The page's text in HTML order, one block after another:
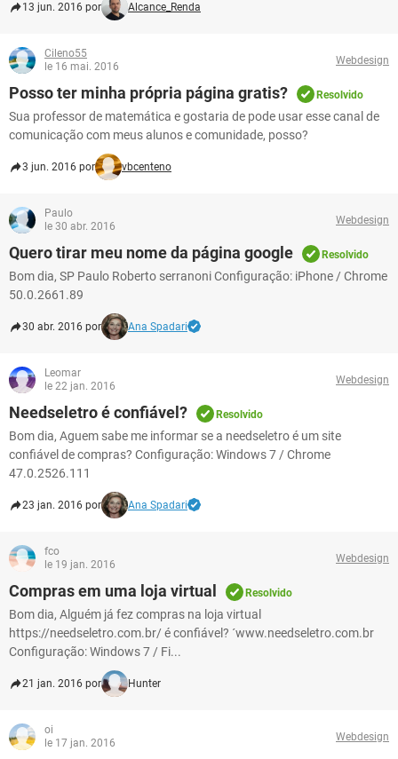
13 jun. 2016 por Alcance_Renda
Cileno55
le 16 mai. 2016
Webdesign
Posso ter minha própria página gratis? Resolvido
Sua professor de matemática e gostaria de pode usar esse canal de
comunicação com meus alunos e comunidade, posso?
3 jun. 2016 por vbcenteno
Paulo
le 30 abr. 2016
Webdesign
Quero tirar meu nome da página google Resolvido
Bom dia, SP Paulo Roberto serranoni Configuração: iPhone / Chrome
50.0.2661.89
30 abr. 2016 por Ana Spadari
Leomar
le 22 jan. 2016
Webdesign
Needseletro é confiável? Resolvido
Bom dia, Aguem sabe me informar se a needseletro é um site
confiável de compras? Configuração: Windows 7 / Chrome
47.0.2526.111
23 jan. 2016 por Ana Spadari
fco
le 19 jan. 2016
Webdesign
Compras em uma loja virtual Resolvido
Bom dia, Alguém já fez compras na loja virtual
https://needseletro.com.br/ é confiável? ´www.needseletro.com.br
Configuração: Windows 7 / Fi...
21 jan. 2016 por Hunter
oi
le 17 jan. 2016
Webdesign